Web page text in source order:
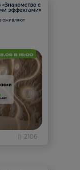
с
эффектами»
оживляют
2106